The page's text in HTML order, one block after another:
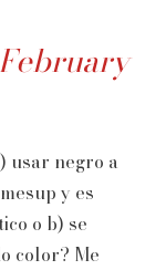
February
usar negro a
y es
o b) se
color? Me